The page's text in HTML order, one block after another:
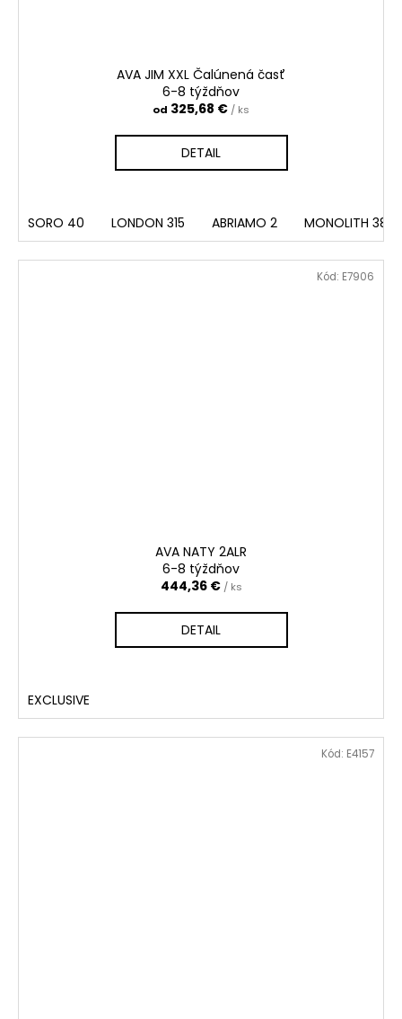
AVA JIM XXL Čalúnená časť
6-8 týždňov
od 325,68 € / ks
DETAIL
SORO 40 LONDON 315 ABRIAMO 2 MONOLITH 38
AVA NATY 2ALR
6-8 týždňov
444,36 € / ks
DETAIL
EXCLUSIVE
Kód: E7906
Kód: E4157